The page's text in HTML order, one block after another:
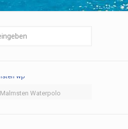
Malmsten Waterpolo